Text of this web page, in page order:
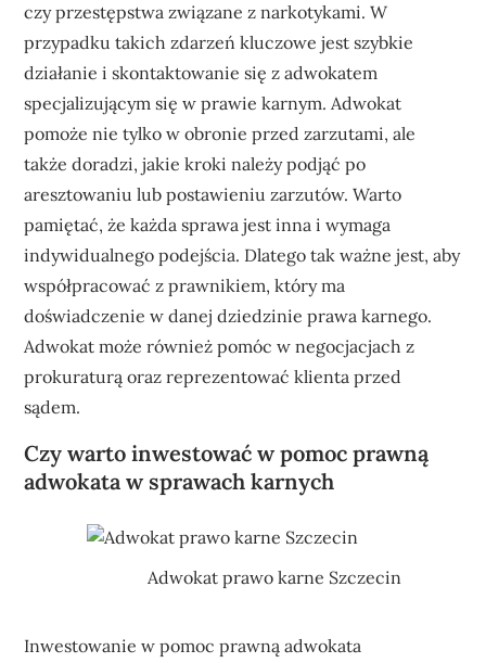
czy przestępstwa związane z narkotykami. W
przypadku takich zdarzeń kluczowe jest szybkie
działanie i skontaktowanie się z adwokatem
specjalizującym się w prawie karnym. Adwokat
pomoże nie tylko w obronie przed zarzutami, ale
także doradzi, jakie kroki należy podjąć po
aresztowaniu lub postawieniu zarzutów. Warto
pamiętać, że każda sprawa jest inna i wymaga
indywidualnego podejścia. Dlatego tak ważne jest, aby
współpracować z prawnikiem, który ma
doświadczenie w danej dziedzinie prawa karnego.
Adwokat może również pomóc w negocjacjach z
prokuraturą oraz reprezentować klienta przed
sądem.
Czy warto inwestować w pomoc prawną
adwokata w sprawach karnych
Adwokat prawo karne Szczecin
Inwestowanie w pomoc prawną adwokata